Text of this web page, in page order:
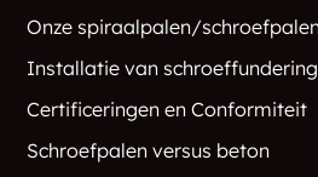
Onze spiraalpalen/schroefpalen
Installatie van
Certificeringen en Conformiteit
Schroefpalen versus beton